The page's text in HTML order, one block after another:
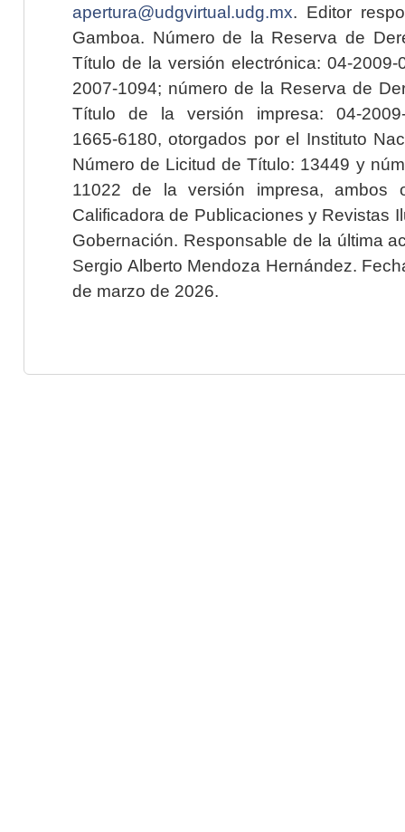
apertura@udgvirtual.udg.mx. Editor
Gamboa. Número de la Reserva de
Título de la versión electrónica: 04-2009-
2007-1094; número de la Reserva de
Título de la versión impresa: 04-2009-
1665-6180, otorgados por el Instituto
Número de Licitud de Título: 13449 y
11022 de la versión impresa, ambos
Calificadora de Publicaciones y Revistas
Gobernación. Responsable de la última
Sergio Alberto Mendoza Hernández.
de marzo de 2026.